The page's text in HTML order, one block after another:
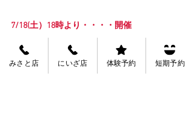
7/18(土）18時より・・・・開催
会場：ﾋｭｰﾏﾝｽｲﾐﾝｸﾞｽｸｰﾙ・にいざ
場所：埼玉県新座市大和田2-5-51
問い合わせ：048-485-9164
みさと店 にいざ店 体験予約 短期予約